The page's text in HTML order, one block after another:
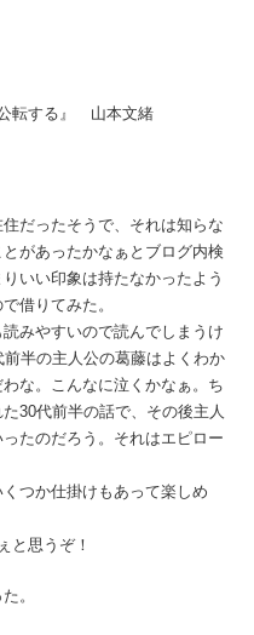
転する』 山本文緒
だったそうで、それは知らな
があったかなぁとブログ内検
いい印象は持たなかったよう
借りてみた。
みやすいので読んでしまうけ
半の主人公の葛藤はよくわか
な。こんなに泣くかなぁ。ち
30代前半の話で、その後主人
たのだろう。それはエピロー
つか仕掛けもあって楽しめ
思うぞ！
。